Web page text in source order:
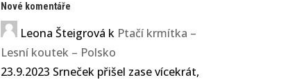
Nové komentáře
Leona Šteigrová k Ptačí krmítka –
Lesní koutek – Polsko
23.9.2023 Srneček přišel zase vícekrát,